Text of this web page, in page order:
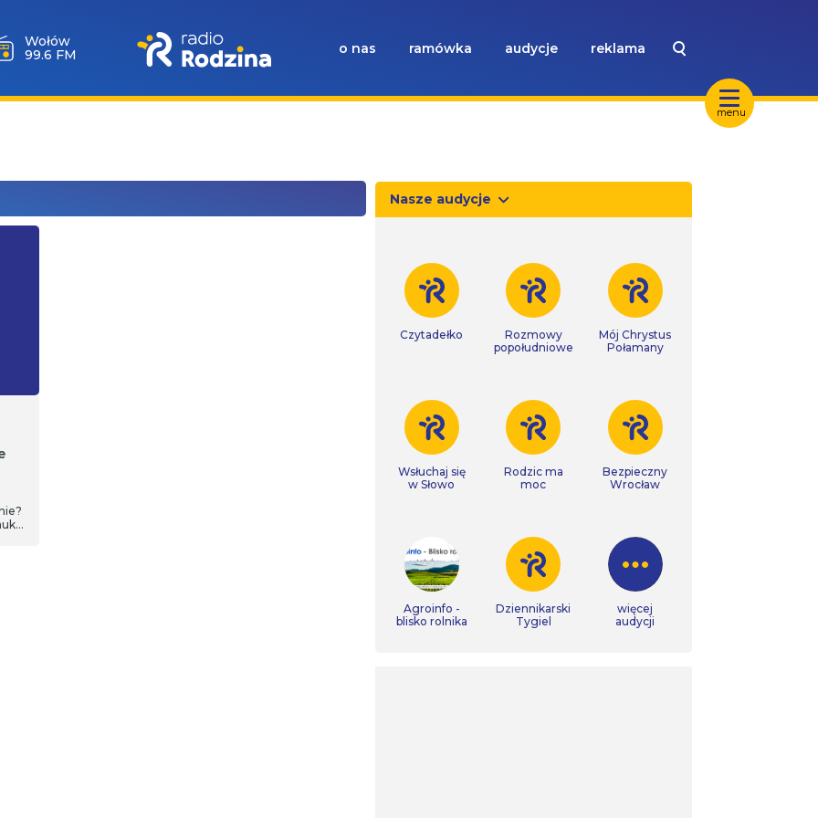
menu
Wołów
99.6 FM
o nas ramówka audycje reklama
Nasze audycje
Czytadełko
Rozmowy
popołudniowe
Mój Chrystus
Połamany
Wsłuchaj się
w Słowo
Rodzic ma
moc
Bezpieczny
Wrocław
Agroinfo -
blisko rolnika
Dziennikarski
Tygiel
więcej
audycji